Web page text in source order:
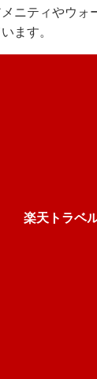
ニティやウ
ます。
楽天トラベ